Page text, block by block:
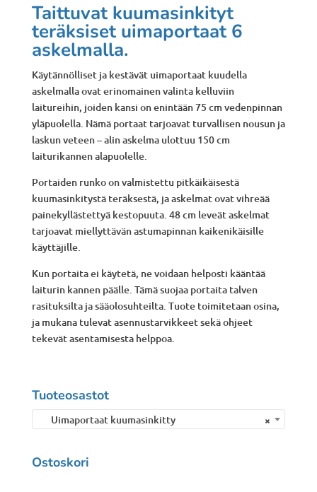
määrä
Taittuvat kuumasinkityt
teräksiset uimaportaat 6
askelmalla.
Käytännölliset ja kestävät uimaportaat kuudella
askelmalla ovat erinomainen valinta kelluviin
laitureihin, joiden kansi on enintään 75 cm vedenpinnan
yläpuolella. Nämä portaat tarjoavat turvallisen nousun ja
laskun veteen – alin askelma ulottuu 150 cm
laiturikannen alapuolelle.
Portaiden runko on valmistettu pitkäikäisestä
kuumasinkitystä teräksestä, ja askelmat ovat vihreää
painekyllästettyä kestopuuta. 48 cm leveät askelmat
tarjoavat miellyttävän astumapinnan kaikenikäisille
käyttäjille.
Kun portaita ei käytetä, ne voidaan helposti kääntää
laiturin kannen päälle. Tämä suojaa portaita talven
rasituksilta ja sääolosuhteilta. Tuote toimitetaan osina,
ja mukana tulevat asennustarvikkeet sekä ohjeet
tekevät asentamisesta helppoa.
Tuoteosastot
×
Uimaportaat kuumasinkitty
Ostoskori